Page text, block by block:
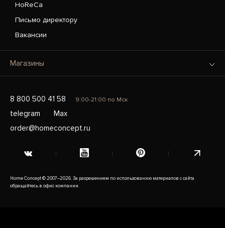
HoReCa
Письмо директору
Вакансии
Магазины
8 800 500 41 58 9:00-21:00 по Мск
telegram
Max
order@homeconcept.ru
Home Concept © 2007–2026. За разрешением по использованию материалов с сайта
обращайтесь в офис компании.